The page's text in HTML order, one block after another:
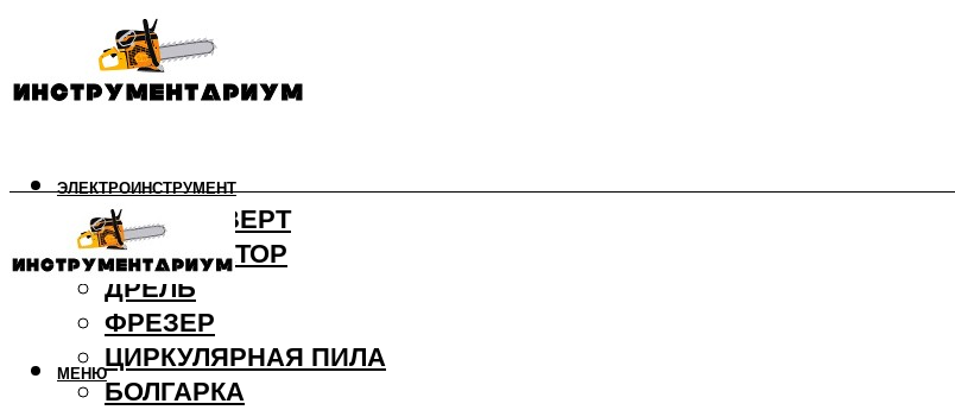
ЭЛЕКТРОИНСТРУМЕНТ
ШУРУПОВЕРТ
ПЕРФОРАТОР
ДРЕЛЬ
ФРЕЗЕР
ЦИРКУЛЯРНАЯ ПИЛА
БОЛГАРКА
МЕНЮ